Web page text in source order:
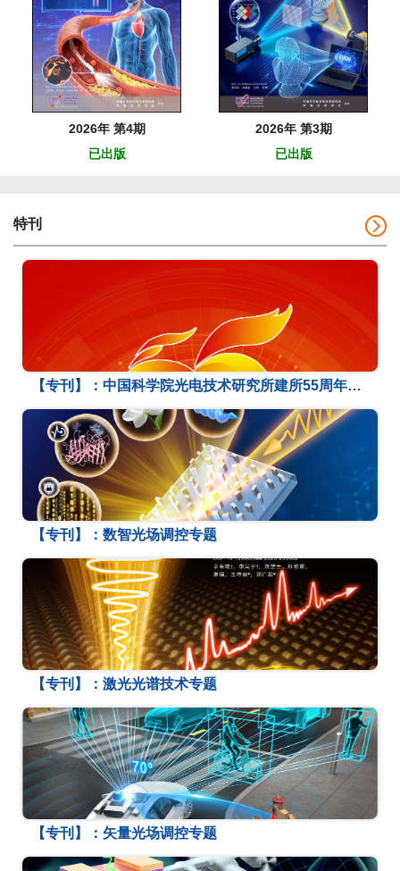
2026年 第4期
已出版
2026年 第3期
已出版
特刊
【专刊】：中国科学院光电技术研究所建所55周年校友专刊
【专刊】：数智光场调控专题
【专刊】：激光光谱技术专题
【专刊】：矢量光场调控专题